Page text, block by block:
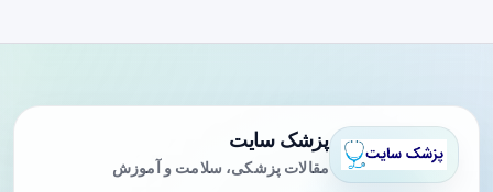
پزشک سایت
مقالات پزشکی، سلامت و آموزش